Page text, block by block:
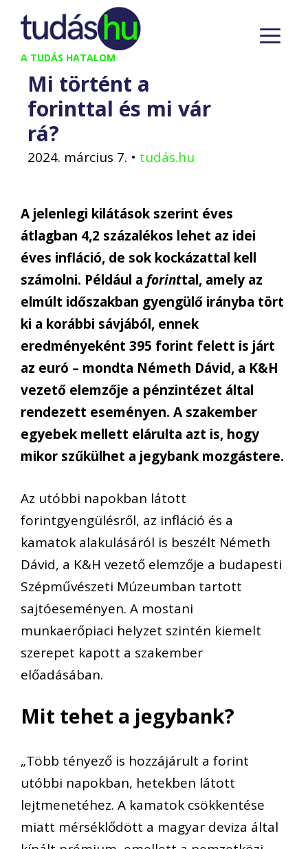
Kilépés
tartalomba
A TUDÁS HATALOM
Mi történt a
forinttal és mi vár
rá?
2024. március 7. • tudás.hu
A jelenlegi kilátások szerint éves
átlagban 4,2 százalékos lehet az idei
éves infláció, de sok kockázattal kell
számolni. Például a forinttal, amely az
elmúlt időszakban gyengülő irányba tört
ki a korábbi sávjából, ennek
eredményeként 395 forint felett is járt
az euró – mondta Németh Dávid, a K&H
vezető elemzője a pénzintézet által
rendezett eseményen. A szakember
egyebek mellett elárulta azt is, hogy
mikor szűkülhet a jegybank mozgástere.
Az utóbbi napokban látott
forintgyengülésről, az infláció és a
kamatok alakulásáról is beszélt Németh
Dávid, a K&H vezető elemzője a budapesti
Szépművészeti Múzeumban tartott
sajtóeseményen. A mostani
munkaerőpiaci helyzet szintén kiemelt
szerepet kapott a szakember
előadásában.
Mit tehet a jegybank?
„Több tényező is hozzájárult a forint
utóbbi napokban, hetekben látott
lejtmenetéhez. A kamatok csökkentése
miatt mérséklődött a magyar deviza által